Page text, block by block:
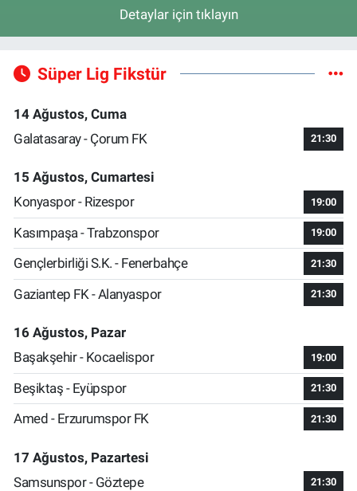
Detaylar için tıklayın
Süper Lig Fikstür
14 Ağustos, Cuma
Galatasaray - Çorum FK
21:30
15 Ağustos, Cumartesi
Konyaspor - Rizespor
19:00
Kasımpaşa - Trabzonspor 19:00
Gençlerbirliği S.K. - Fenerbahçe 21:30
Gaziantep FK - Alanyaspor 21:30
16 Ağustos, Pazar
Başakşehir - Kocaelispor
19:00
Beşiktaş - Eyüpspor 21:30
Amed - Erzurumspor FK 21:30
17 Ağustos, Pazartesi
Samsunspor - Göztepe
21:30